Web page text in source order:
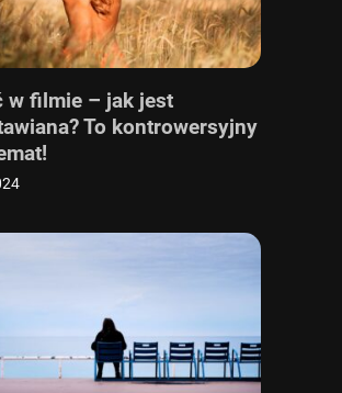
w filmie – jak jest
To kontrowersyjny